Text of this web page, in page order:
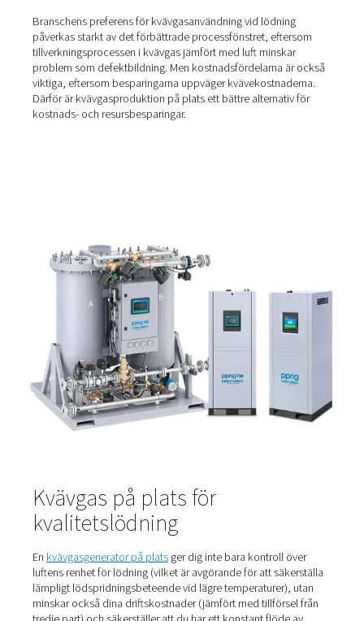
temperaturer. Det minskar också bildandet av defekter
av att defekter inte introduceras i processen, materialet
ytan. Det förbättrar flödesegenskaperna och
(bindningen mellan lödmedlet och kretskortet/
Användningen av kväve minskar också mängden och
intensiteten av det flöde som krävs, vilket leder till
kostnadsbesparingar. Framför allt leder det till
lödfogar som kräver mindre värme och flöde.
Branschens preferens för kvävgasanvändning vid
påverkas starkt av det förbättrade processfönstret,
viktiga, eftersom besparingarna uppväger
Därför är kvävgasproduktion på plats ett bättre
kostnads- och resursbesparingar.